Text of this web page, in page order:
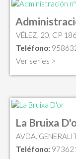
VÉLEZ, 20, CP
Teléfono:
Ver series >
La Bruixa
AVDA.
Teléfono: